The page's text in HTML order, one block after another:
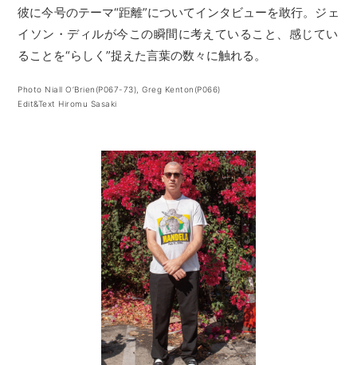
彼に今号のテーマ“距離”についてインタビューを敢行。ジェ
イソン・ディルが今この瞬間に考えていること、感じてい
ることを“らしく”捉えた言葉の数々に触れる。
Photo Niall O’Brien(P067-73), Greg Kenton(P066)
Edit&Text Hiromu Sasaki